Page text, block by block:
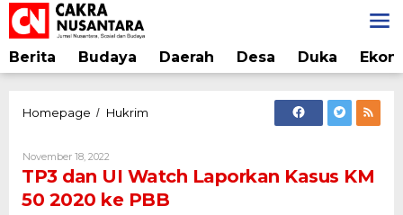
Lewati
ke
konten
Berita Budaya Daerah Desa Duka
Homepage / Hukrim
Laporkan
Kasus
November 18, 2022
Cakra
TP3 dan UI Watch Laporkan Kasus KM
50 2020 ke PBB